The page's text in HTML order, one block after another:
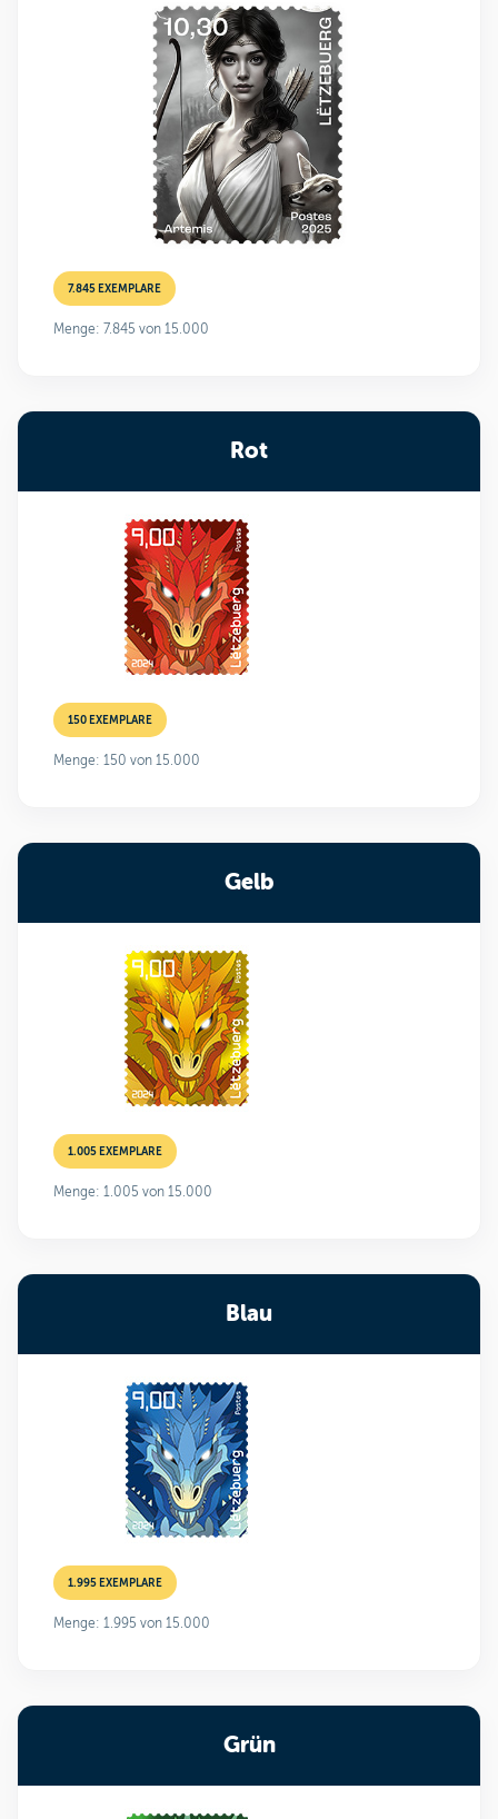
7.845 EXEMPLARE
Menge: 7.845 von 15.000
Rot
150 EXEMPLARE
Menge: 150 von 15.000
Gelb
1.005 EXEMPLARE
Menge: 1.005 von 15.000
Blau
1.995 EXEMPLARE
Menge: 1.995 von 15.000
Grün